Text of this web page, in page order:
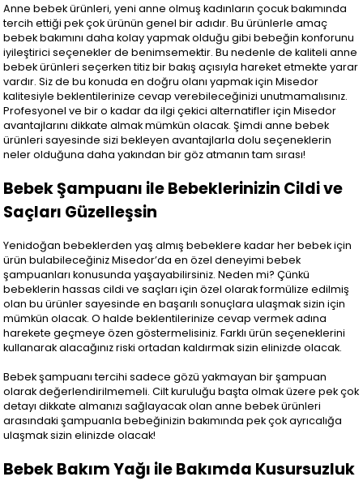
Anne bebek ürünleri, yeni anne olmuş kadınların çocuk bakımında
tercih ettiği pek çok ürünün genel bir adıdır. Bu ürünlerle amaç
bebek bakımını daha kolay yapmak olduğu gibi bebeğin konforunu
iyileştirici seçenekler de benimsemektir. Bu nedenle de kaliteli anne
bebek ürünleri seçerken titiz bir bakış açısıyla hareket etmekte yarar
vardır. Siz de bu konuda en doğru olanı yapmak için Misedor
kalitesiyle beklentilerinize cevap verebileceğinizi unutmamalısınız.
Profesyonel ve bir o kadar da ilgi çekici alternatifler için Misedor
avantajlarını dikkate almak mümkün olacak. Şimdi anne bebek
ürünleri sayesinde sizi bekleyen avantajlarla dolu seçeneklerin
neler olduğuna daha yakından bir göz atmanın tam sırası!
Bebek Şampuanı ile Bebeklerinizin Cildi ve
Saçları Güzelleşsin
Yenidoğan bebeklerden yaş almış bebeklere kadar her bebek için
ürün bulabileceğiniz Misedor’da en özel deneyimi bebek
şampuanları konusunda yaşayabilirsiniz. Neden mi? Çünkü
bebeklerin hassas cildi ve saçları için özel olarak formülize edilmiş
olan bu ürünler sayesinde en başarılı sonuçlara ulaşmak sizin için
mümkün olacak. O halde beklentilerinize cevap vermek adına
harekete geçmeye özen göstermelisiniz. Farklı ürün seçeneklerini
kullanarak alacağınız riski ortadan kaldırmak sizin elinizde olacak.
Bebek şampuanı tercihi sadece gözü yakmayan bir şampuan
olarak değerlendirilmemeli. Cilt kuruluğu başta olmak üzere pek çok
detayı dikkate almanızı sağlayacak olan anne bebek ürünleri
arasındaki şampuanla bebeğinizin bakımında pek çok ayrıcalığa
ulaşmak sizin elinizde olacak!
Bebek Bakım Yağı ile Bakımda Kusursuzluk